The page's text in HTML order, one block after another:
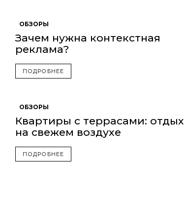
ОБЗОРЫ
Зачем нужна контекстная
реклама?
ПОДРОБНЕЕ
ОБЗОРЫ
Квартиры с террасами: отдых
на свежем воздухе
ПОДРОБНЕЕ